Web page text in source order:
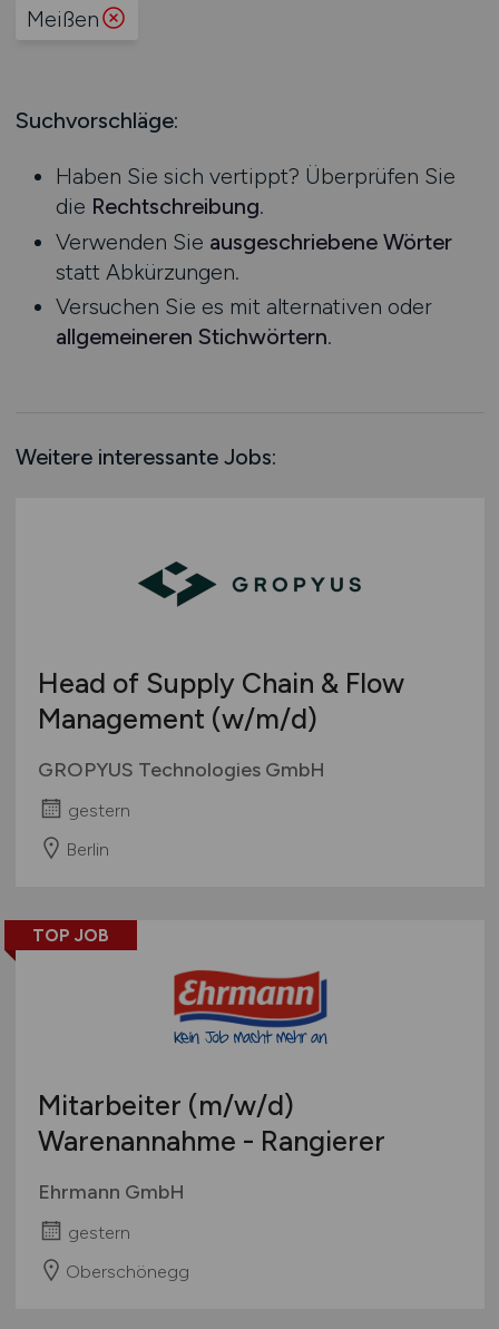
Prozessplanung / Steuerung
Supply Chain Management
Vertrieb / Verkauf / Handel
Zoll / Behörden
Sonstige
Praktikum
Hessen
Nordrhein-Westfalen
Saarland
Sachsen
Sachsen-Anhalt
Schleswig-Holstein
Thüringen
Deutschlandweit
Europa
Meißen
Suchvorschläge:
Haben Sie sich vertippt? Überprüfen Sie
die Rechtschreibung.
Verwenden Sie ausgeschriebene Wörter
statt Abkürzungen.
Versuchen Sie es mit alternativen oder
allgemeineren Stichwörtern.
Weitere interessante Jobs:
Head of Supply Chain & Flow
Management (w/m/d)
GROPYUS Technologies GmbH
gestern
Berlin
TOP JOB
Mitarbeiter (m/w/d)
Warenannahme - Rangierer
Ehrmann GmbH
gestern
Oberschönegg